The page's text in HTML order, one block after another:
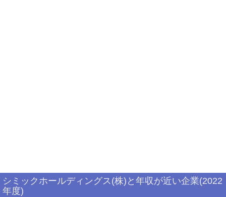
シミックホールディングス(株)と年収が近い企業(2022
年度)